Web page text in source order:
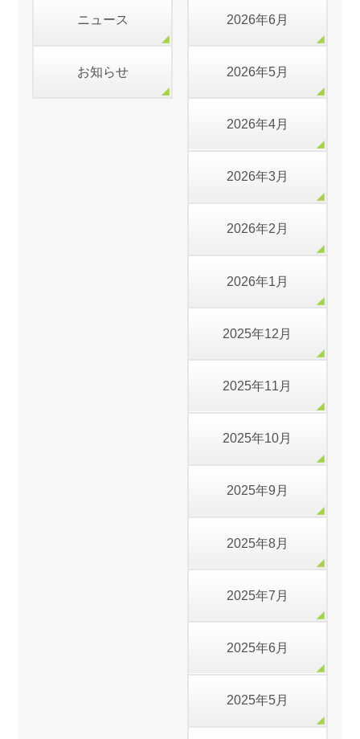
ニュース
お知らせ
2026年6月
2026年5月
2026年4月
2026年3月
2026年2月
2026年1月
2025年12月
2025年11月
2025年10月
2025年9月
2025年8月
2025年7月
2025年6月
2025年5月